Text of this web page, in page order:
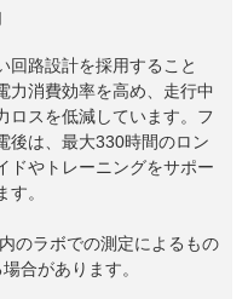
回路設計を採用すること
力消費効率を高め、走行中
ロスを低減しています。フ
後は、最大330時間のロン
ドやトレーニングをサポー
す。
のラボでの測定によるもの
合があります。